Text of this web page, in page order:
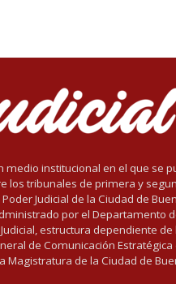
medio institucional en el que se
los tribunales de primera y
Judicial de la Ciudad de
por el Departamento
estructura dependiente de
de Comunicación Estratégica
Magistratura de la Ciudad de